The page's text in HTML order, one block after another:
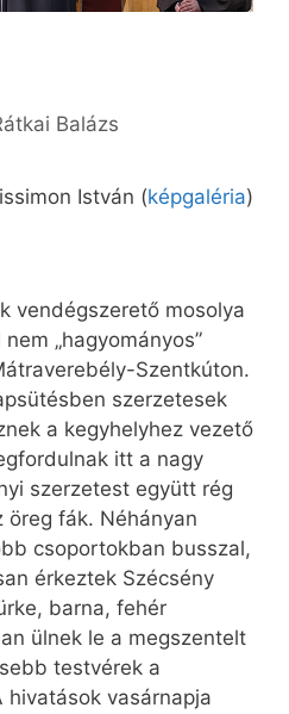
Balázs
István (képgaléria)
vendégszerető mosolya
„hagyományos”
Szentkúton.
szerzetesek
a kegyhelyhez vezető
itt a nagy
szerzetest együtt rég
öreg fák. Néhányan
csoportokban busszal,
érkeztek Szécsény
barna, fehér
ülnek le a megszentelt
testvérek a
vasárnapja